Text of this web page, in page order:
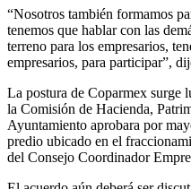
“Nosotros también formamos
tenemos que hablar con las
terreno para los empresarios,
empresarios, para participar”,
La postura de Coparmex surge
la Comisión de Hacienda,
Ayuntamiento aprobara por
predio ubicado en el
del Consejo Coordinador